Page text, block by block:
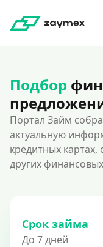
Подбор
Портал Займ
актуальную
кредитных картах,
других
Срок займа
До 7 дней